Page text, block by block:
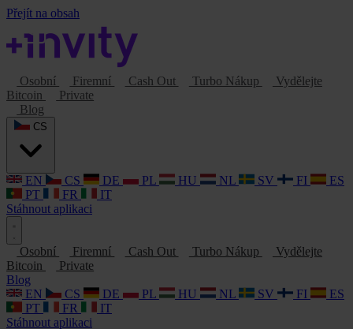
Přejít na obsah
Osobní Firemní Cash Out Turbo Nákup
Vydělejte
Bitcoin
Private
Blog
EN CS DE PL HU NL SV FI
ES
PT
FR
IT
Stáhnout aplikaci
Osobní Firemní Cash Out Turbo Nákup
Vydělejte
Bitcoin
Private
Blog
EN
CS DE PL HU NL SV FI
ES
PT
FR
IT
Stáhnout aplikaci